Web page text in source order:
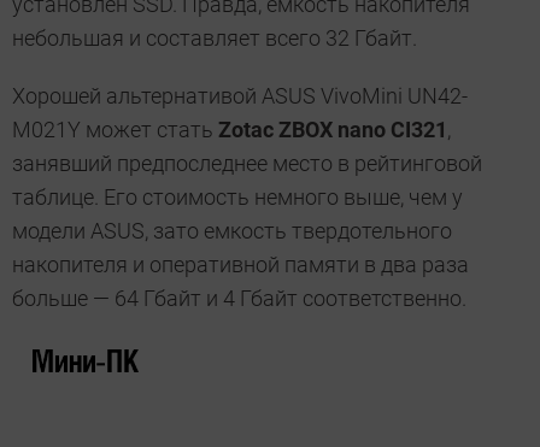
небольшая и составляет всего 32 Гбайт.
Хорошей альтернативой ASUS VivoMini UN42-
M021Y может стать Zotac ZBOX nano CI321,
занявший предпоследнее место в рейтинговой
таблице. Его стоимость немного выше, чем у
модели ASUS, зато емкость твердотельного
накопителя и оперативной памяти в два раза
больше — 64 Гбайт и 4 Гбайт соответственно.